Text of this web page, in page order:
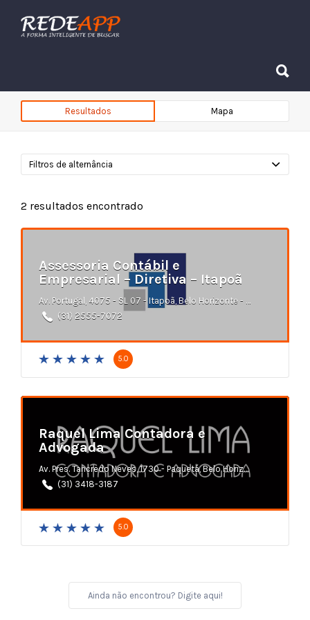
Procurar:
Resultados Mapa
Filtros de alternância
2 resultados encontrado
Assessoria Contábil e
Empresarial – Diretiva – Itapoã
Av. Portugal, 4075 - SL 07 - Itapoã, Belo Horizonte - MG
(31) 2555-7072
5.0
Raquel Lima Contadora e
Advogada
Av. Pres. Tancredo Neves, 1730 - Paquetá, Belo Horizonte
(31) 3418-3187
5.0